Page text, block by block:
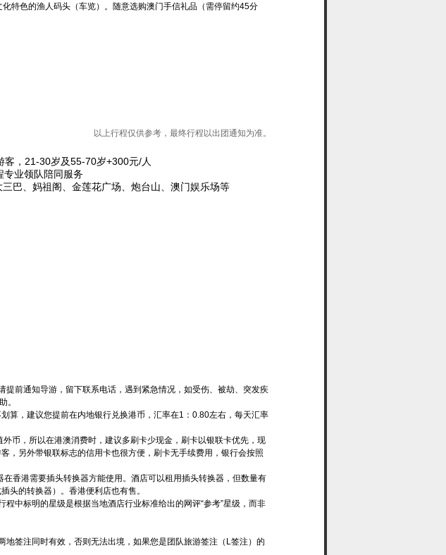
特色的渔人码头（车览）。随意选购澳门手信礼品（需停留约45分
以上行程仅供参考，最终行程以出团通知为准。
客，21-30岁及55-70岁+300元/人
专业领队陪同服务
巴、妈祖阁、金莲花广场、炮台山、澳门娱乐场等
前通知导游，留下联系电话，遇到紧急情况，如受伤、被劫、突发疾
。
算，建议您提前在内地银行兑换港币，汇率在1：0.80左右，每天汇率
币，所以在港澳消费时，建议多刷卡少现金，刷卡以银联卡优先，现
，另外带银联标志的信用卡也很方便，刷卡无手续费用，银行会按照
香港需要插头转换器方能使用。酒店可以租用插头转换器，但数量有
头的转换器）。香港便利店也有售。
中标明的星级是根据当地酒店行业标准给出的网评“参考”星级，而非
签注同时有效，否则无法出境，如果您是团队旅游签注（L签注）的